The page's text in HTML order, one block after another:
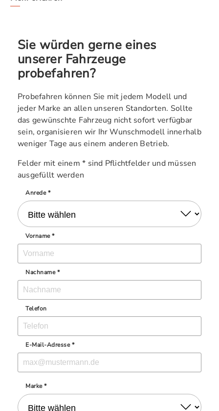
Sie würden gerne eines
unserer Fahrzeuge
probefahren?
Probefahren können Sie mit jedem Modell und
jeder Marke an allen unseren Standorten. Sollte
das gewünschte Fahrzeug nicht sofort verfügbar
sein, organisieren wir Ihr Wunschmodell innerhalb
weniger Tage aus einem anderen Betrieb.
Felder mit einem * sind Pflichtfelder und müssen
ausgefüllt werden
Anrede *
Vorname *
Nachname *
Telefon
E-Mail-Adresse *
Marke *